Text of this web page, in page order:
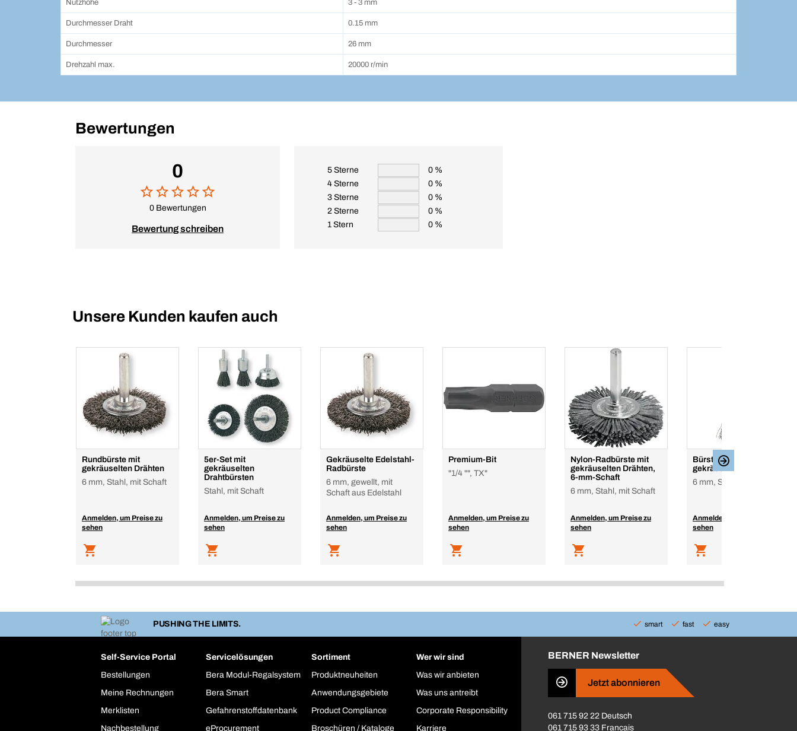
Nutzhöhe 3 - 3 mm
Durchmesser Draht 0.15 mm
Durchmesser 26 mm
Drehzahl max. 20000 r/min
Bewertungen
0
0 Bewertungen
Bewertung schreiben
5 Sterne
0 %
4 Sterne
0 %
3 Sterne
0 %
2 Sterne
0 %
1 Stern
0 %
Unsere Kunden kaufen auch
Rundbürste mit
gekräuselten Drähten
6 mm, Stahl, mit Schaft
Anmelden, um Preise zu
sehen
5er-Set mit
gekräuselten
Drahtbürsten
Stahl, mit Schaft
Anmelden, um Preise zu
sehen
Gekräuselte Edelstahl-
Radbürste
6 mm, gewellt, mit
Schaft aus Edelstahl
Anmelden, um Preise zu
sehen
Premium-Bit
"1/4 "", TX"
Anmelden, um Preise zu
sehen
Nylon-Radbürste mit
gekräuselten Drähten,
6-mm-Schaft
6 mm, Stahl, mit Schaft
Anmelden, um Preise zu
sehen
Bürste mit
gekräuseltem Draht
6 mm, Stahl, mit Schaft
Anmelden, um Preise zu
sehen
PUSHING THE LIMITS. smart fast easy
Self-Service Portal
Bestellungen
Meine Rechnungen
Merklisten
Nachbestellung
Servicelösungen
Bera Modul-Regalsystem
Bera Smart
Gefahrenstoffdatenbank
eProcurement
Sortiment
Produktneuheiten
Anwendungsgebiete
Product Compliance
Broschüren / Kataloge
Wer wir sind
Was wir anbieten
Was uns antreibt
Corporate Responsibility
Karriere
BERNER Newsletter
Jetzt abonnieren
061 715 92 22 Deutsch
061 715 93 33 Francais